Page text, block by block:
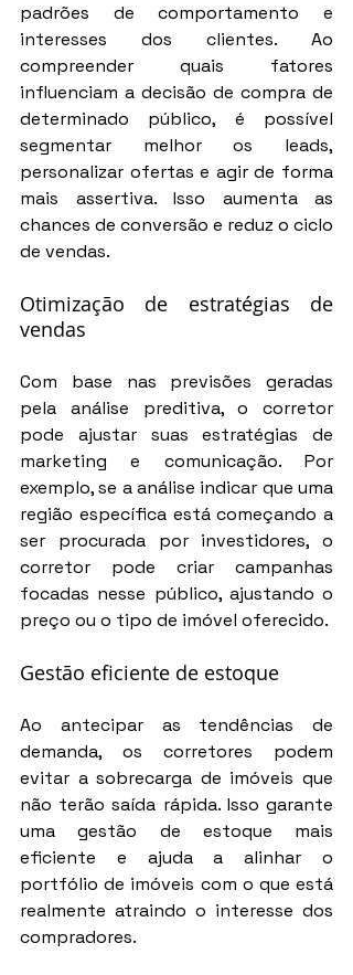
padrões de comportamento e
interesses dos clientes. Ao
compreender quais fatores
influenciam a decisão de compra de
determinado público, é possível
segmentar melhor os leads,
personalizar ofertas e agir de forma
mais assertiva. Isso aumenta as
chances de conversão e reduz o ciclo
de vendas.
Otimização de estratégias de
vendas
Com base nas previsões geradas
pela análise preditiva, o corretor
pode ajustar suas estratégias de
marketing e comunicação. Por
exemplo, se a análise indicar que uma
região específica está começando a
ser procurada por investidores, o
corretor pode criar campanhas
focadas nesse público, ajustando o
preço ou o tipo de imóvel oferecido.
Gestão eficiente de estoque
Ao antecipar as tendências de
demanda, os corretores podem
evitar a sobrecarga de imóveis que
não terão saída rápida. Isso garante
uma gestão de estoque mais
eficiente e ajuda a alinhar o
portfólio de imóveis com o que está
realmente atraindo o interesse dos
compradores.